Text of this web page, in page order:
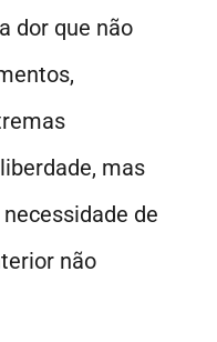
dor que não
mas
de
não